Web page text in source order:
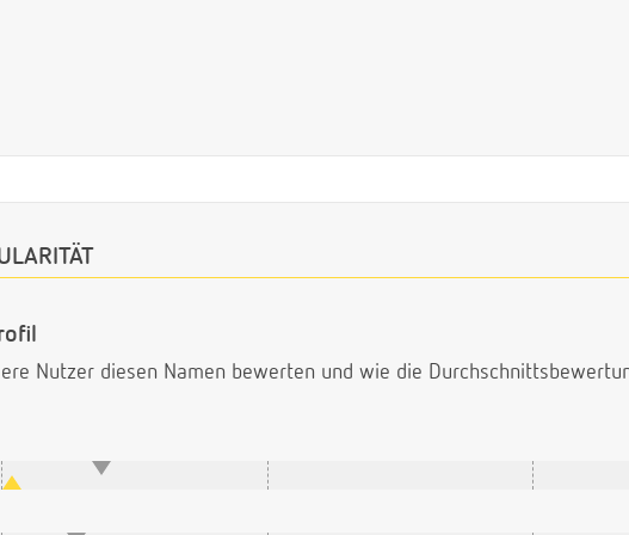
Nutzer diesen Namen bewerten und wie die